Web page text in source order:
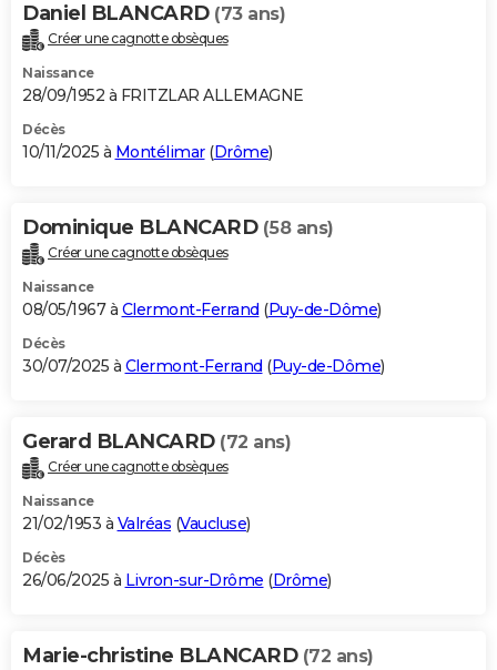
Daniel BLANCARD (73 ans)
Créer une cagnotte obsèques
Naissance
28/09/1952 à FRITZLAR ALLEMAGNE
Décès
10/11/2025 à Montélimar(Drôme)
Dominique BLANCARD (58 ans)
Créer une cagnotte obsèques
Naissance
08/05/1967 à Clermont-Ferrand (Puy-de-Dôme)
Décès
30/07/2025 à Clermont-Ferrand (Puy-de-Dôme)
Gerard BLANCARD (72 ans)
Créer une cagnotte obsèques
Naissance
21/02/1953 à Valréas (Vaucluse)
Décès
26/06/2025 à Livron-sur-Drôme (Drôme)
Marie-christine BLANCARD (72 ans)